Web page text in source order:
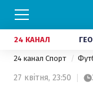
24 КАНАЛ
24 канал Спорт
27 квітня, 23:50